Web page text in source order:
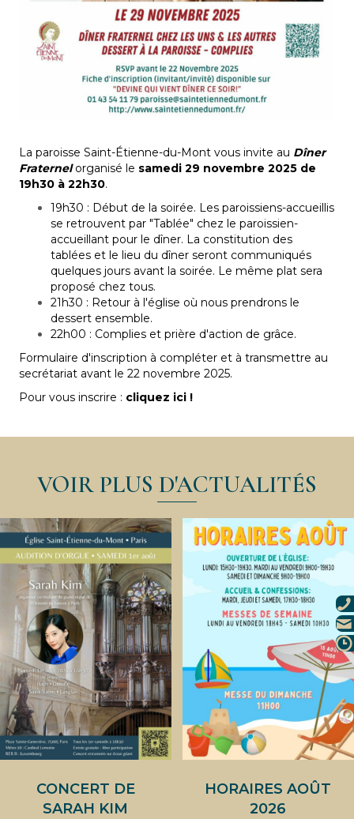
La paroisse Saint-Étienne-du-Mont vous invite au Dîner
Fraternelorganisé le samedi 29 novembre 2025 de
19h30 à 22h30.
19h30 : Début de la soirée. Les paroissiens-accueillis
se retrouvent par "Tablée" chez le paroissien-
accueillant pour le dîner. La constitution des
tablées et le lieu du dîner seront communiqués
quelques jours avant la soirée. Le même plat sera
proposé chez tous.
21h30 : Retour à l'église où nous prendrons le
dessert ensemble.
22h00 : Complies et prière d'action de grâce.
Formulaire d'inscription à compléter et à transmettre au
secrétariat avant le 22 novembre 2025.
Pour vous inscrire : cliquez ici !
VOIR PLUS D'ACTUALITÉS
CONCERT DE
SARAH KIM
HORAIRES AOÛT
2026